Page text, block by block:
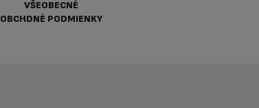
VŠEOBECNÉ
OBCHDNÉ PODMIENKY